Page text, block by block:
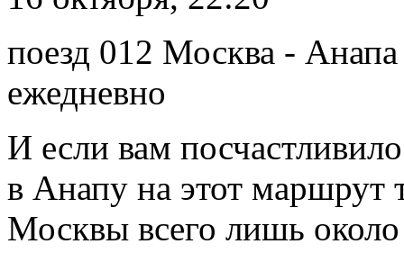
поезд 012 Москва -
ежедневно
И если вам
в Анапу на этот маршрут
Москвы всего лишь около